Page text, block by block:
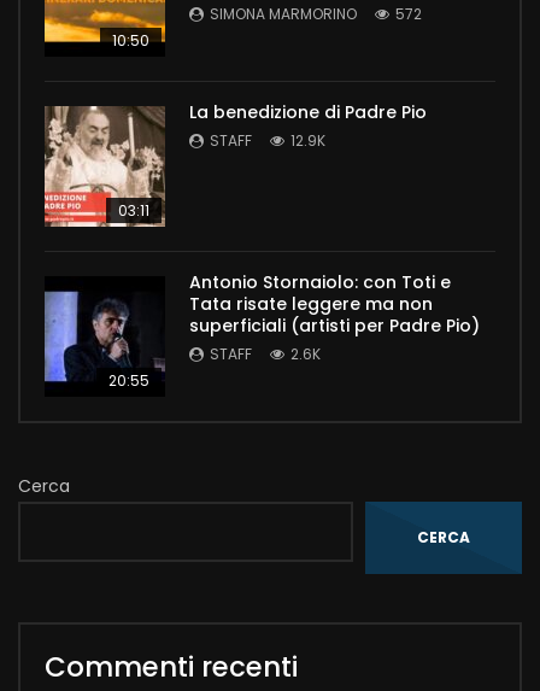
10:50
SIMONA MARMORINO 572
03:11
La benedizione di Padre Pio
STAFF 12.9K
20:55
Antonio Stornaiolo: con Toti e
Tata risate leggere ma non
superficiali (artisti per Padre Pio)
STAFF 2.6K
Cerca
CERCA
Commenti recenti